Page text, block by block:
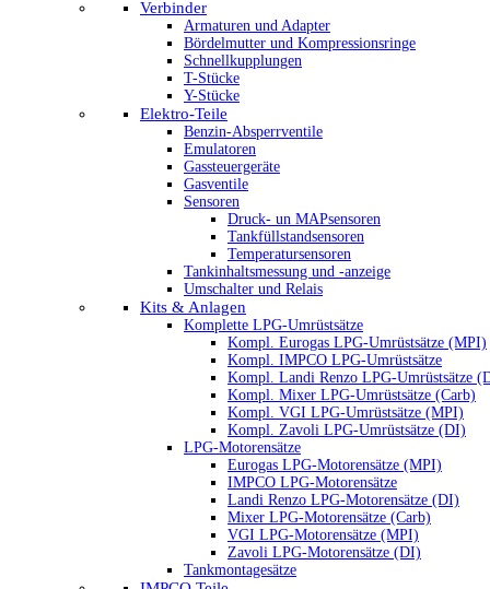
Verbinder
Armaturen und Adapter
Bördelmutter und Kompressionsringe
Schnellkupplungen
T-Stücke
Y-Stücke
Elektro-Teile
Benzin-Absperrventile
Emulatoren
Gassteuergeräte
Gasventile
Sensoren
Druck- un MAPsensoren
Tankfüllstandsensoren
Temperatursensoren
Tankinhaltsmessung und -anzeige
Umschalter und Relais
Kits & Anlagen
Komplette LPG-Umrüstsätze
Kompl. Eurogas LPG-Umrüstsätze (MPI)
Kompl. IMPCO LPG-Umrüstsätze
Kompl. Landi Renzo LPG-Umrüstsätze
Kompl. Mixer LPG-Umrüstsätze (Carb)
Kompl. VGI LPG-Umrüstsätze (MPI)
Kompl. Zavoli LPG-Umrüstsätze (DI)
LPG-Motorensätze
Eurogas LPG-Motorensätze (MPI)
IMPCO LPG-Motorensätze
Landi Renzo LPG-Motorensätze (DI)
Mixer LPG-Motorensätze (Carb)
VGI LPG-Motorensätze (MPI)
Zavoli LPG-Motorensätze (DI)
Tankmontagesätze